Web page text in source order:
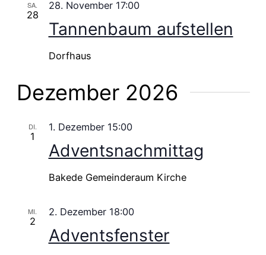
SA.
28
Tannenbaum aufstellen
28. November 17:00
Dorfhaus
Dezember 2026
DI.
1
Adventsnachmittag
1. Dezember 15:00
Bakede Gemeinderaum Kirche
MI.
2
Adventsfenster
2. Dezember 18:00